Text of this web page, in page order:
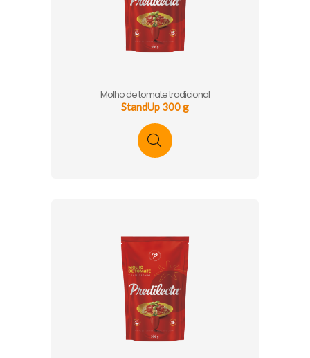
Molho de tomate tradicional
StandUp 300 g